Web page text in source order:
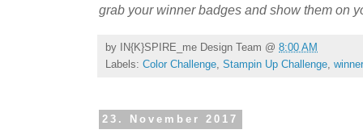
grab your winner badges and show them on
by IN{K}SPIRE_me Design Team @ 8:00 AM
Labels: Color Challenge Stampin Up Challenge winner
23. November 2017